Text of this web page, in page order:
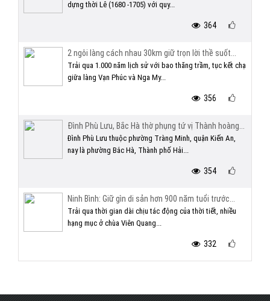
dựng thời Lê (1680 -1705) với quy...
364
2 ngôi làng cách nhau 30km giữ trọn lời thề suốt...
Trải qua 1.000 năm lịch sử với bao thăng trầm, tục kết chạ
giữa làng Vạn Phúc và Nga My...
356
Đình Phù Lưu, Bắc Hà thờ phụng tứ vị Thành hoàng...
Đình Phù Lưu thuộc phường Tràng Minh, quận Kiến An,
nay là phường Bắc Hà, Thành phố Hải...
354
Ninh Bình: Giữ gìn di sản hơn 900 năm tuổi trước...
Trải qua thời gian dài chịu tác động của thời tiết, nhiều
hạng mục ở chùa Viên Quang...
332